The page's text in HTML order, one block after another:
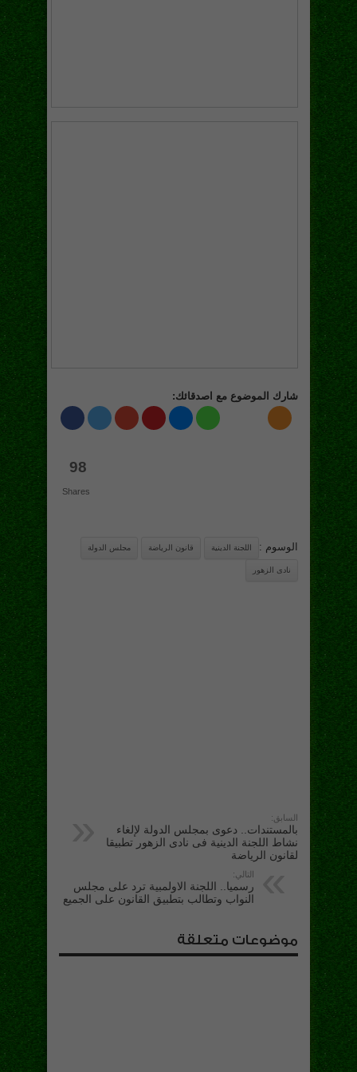
شارك الموضوع مع اصدقائك:
98
Shares
الوسوم : اللجنة الدينية قانون الرياضة مجلس الدولة
نادى الزهور
السابق:
بالمستندات.. دعوى بمجلس الدولة لإلغاء
نشاط اللجنة الدينية فى نادى الزهور تطبيقا
لقانون الرياضة
التالي:
رسميا.. اللجنة الاولمبية ترد على مجلس
النواب وتطالب بتطبيق القانون على الجميع
موضوعات متعلقة